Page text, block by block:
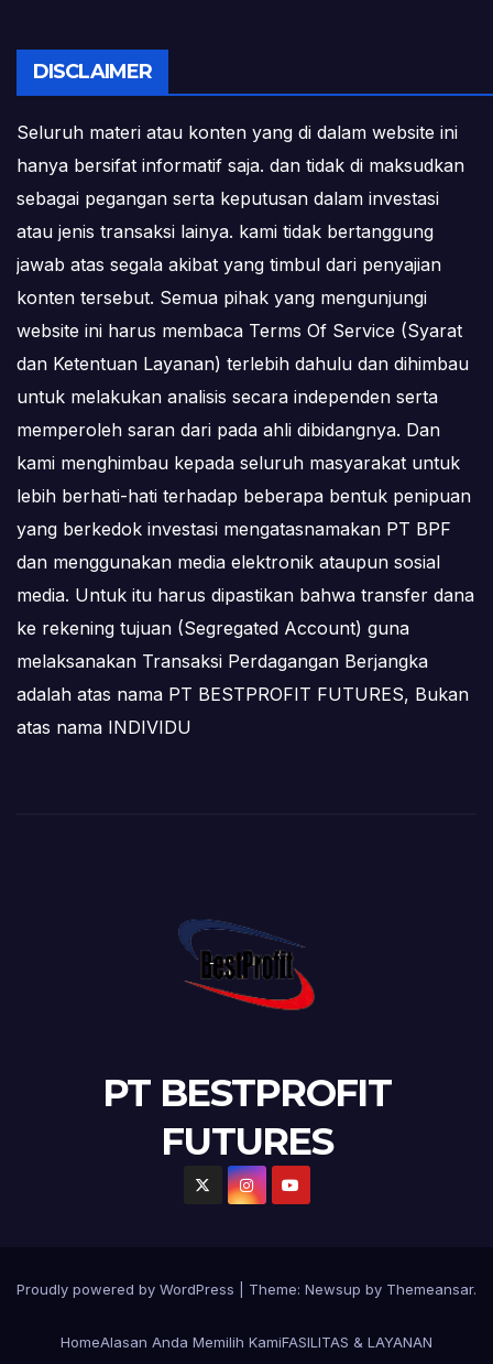
DISCLAIMER
Seluruh materi atau konten yang di dalam website ini
hanya bersifat informatif saja. dan tidak di maksudkan
sebagai pegangan serta keputusan dalam investasi
atau jenis transaksi lainya. kami tidak bertanggung
jawab atas segala akibat yang timbul dari penyajian
konten tersebut. Semua pihak yang mengunjungi
website ini harus membaca Terms Of Service (Syarat
dan Ketentuan Layanan) terlebih dahulu dan dihimbau
untuk melakukan analisis secara independen serta
memperoleh saran dari pada ahli dibidangnya. Dan
kami menghimbau kepada seluruh masyarakat untuk
lebih berhati-hati terhadap beberapa bentuk penipuan
yang berkedok investasi mengatasnamakan PT BPF
dan menggunakan media elektronik ataupun sosial
media. Untuk itu harus dipastikan bahwa transfer dana
ke rekening tujuan (Segregated Account) guna
melaksanakan Transaksi Perdagangan Berjangka
adalah atas nama PT BESTPROFIT FUTURES, Bukan
atas nama INDIVIDU
PT BESTPROFIT
FUTURES
Proudly powered by WordPress Theme: Newsup by Themeansar.
HomeAlasan Anda Memilih KamiFASILITAS & LAYANAN